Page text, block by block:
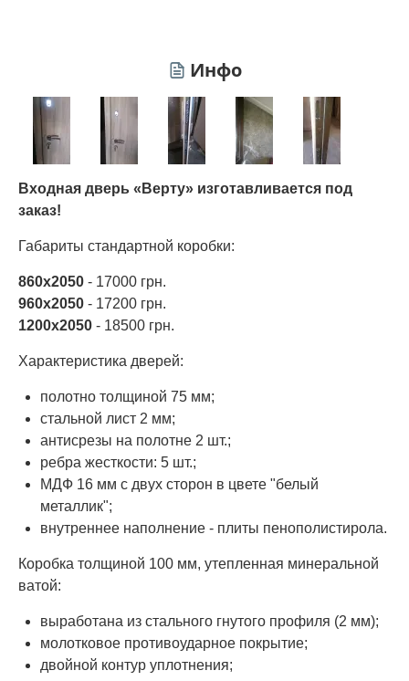
Инфо
Входная дверь «Верту» изготавливается под
заказ!
Габариты стандартной коробки:
860х2050 - 17000 грн.
960х2050 - 17200 грн.
1200х2050 - 18500 грн.
Характеристика дверей:
полотно толщиной 75 мм;
стальной лист 2 мм;
антисрезы на полотне 2 шт.;
ребра жесткости: 5 шт.;
МДФ 16 мм с двух сторон в цвете "белый
металлик";
внутреннее наполнение - плиты пенополистирола.
Коробка толщиной 100 мм, утепленная минеральной
ватой:
выработана из стального гнутого профиля (2 мм);
молотковое противоударное покрытие;
двойной контур уплотнения;